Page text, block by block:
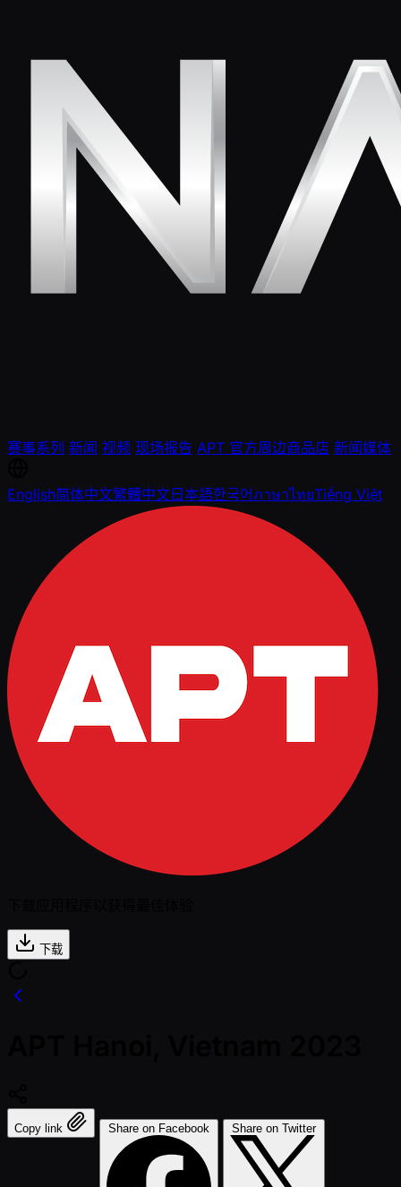
赛事系列 新闻 视频 现场报告 APT 官方周边商品店 新闻媒体
English简体中文繁體中文日本語한국어ภาษาไทยTiếng Việt
下载
Copy link Share on Facebook Share on Twitter